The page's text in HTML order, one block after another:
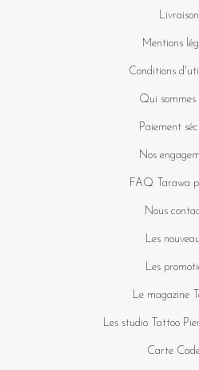
Livraison
Mentions
Conditions
Qui sommes
Paiement
Nos
FAQ Tarawa
Nous
Les
Les
Le magazine
Les studio Tattoo
Carte